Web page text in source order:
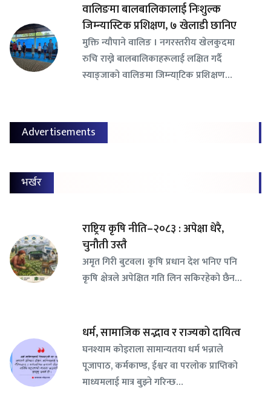
वालिङमा बालबालिकालाई निःशुल्क
जिम्न्यास्टिक प्रशिक्षण, ७ खेलाडी छानिए
​मुक्ति न्यौपाने वालिङ । नगरस्तरीय खेलकुदमा
रुचि राख्ने बालबालिकाहरूलाई लक्षित गर्दै
स्याङ्जाको वालिङमा जिम्न्या्टिक प्रशिक्षण…
Advertisements
भर्खर
राष्ट्रिय कृषि नीति–२०८३ : अपेक्षा धेरै,
चुनौती उस्तै
अमृत गिरी बुटवल। कृषि प्रधान देश भनिए पनि
कृषि क्षेत्रले अपेक्षित गति लिन सकिरहेको छैन…
धर्म, सामाजिक सद्भाव र राज्यको दायित्व
घनश्याम कोइराला सामान्यतया धर्म भन्नाले
पूजापाठ, कर्मकाण्ड, ईश्वर वा परलोक प्राप्तिको
माध्यमलाई मात्र बुझ्ने गरिन्छ…